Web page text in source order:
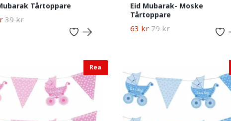
Tårtoppare
39 kr
Eid Mubarak- Moske
Tårtoppare
63 kr 79 kr
Rea